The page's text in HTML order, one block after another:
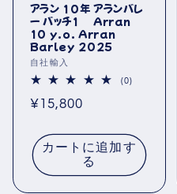
アラン 10年 アランバレ
ー バッチ1 Arran
10 y.o. Arran
Barley 2025
販
売
元:
自社輸入
(0)0
数
の
計
通
価
格
¥15,800
カートに追加す
る